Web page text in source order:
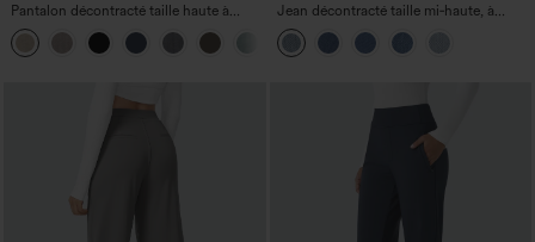
Pantalon décontracté taille haute à
jambe droite, effet lin, avec poches
+5
Jean décontracté taille mi‑haute, à
cordon de serrage, avec poches